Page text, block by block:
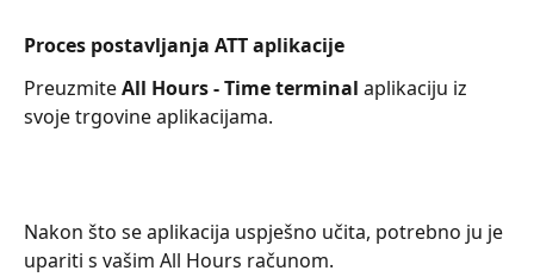
Proces postavljanja ATT aplikacije
Preuzmite All Hours - Time terminal aplikaciju iz
svoje trgovine aplikacijama.
Nakon što se aplikacija uspješno učita, potrebno ju je
upariti s vašim All Hours računom.